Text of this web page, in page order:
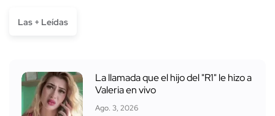
Las + Leídas
La llamada que el hijo del "R1" le hizo a
Valeria en vivo
Ago. 3, 2026